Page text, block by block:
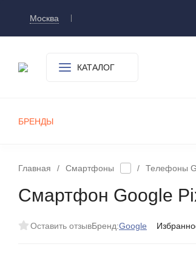
Москва
КАТАЛОГ
БРЕНДЫ
Главная / Смартфоны / Телефоны
Смартфон Google
Оставить отзывБренд:Google